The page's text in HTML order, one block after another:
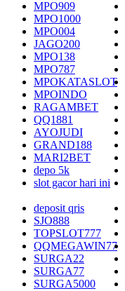
MPO909
MPO1000
MPO004
JAGO200
MPO138
MPO787
MPOKATASLOT
MPOINDO
RAGAMBET
QQ1881
AYOJUDI
GRAND188
MARI2BET
depo 5k
slot gacor hari ini
deposit qris
SJO888
TOPSLOT777
QQMEGAWIN77
SURGA22
SURGA77
SURGA5000